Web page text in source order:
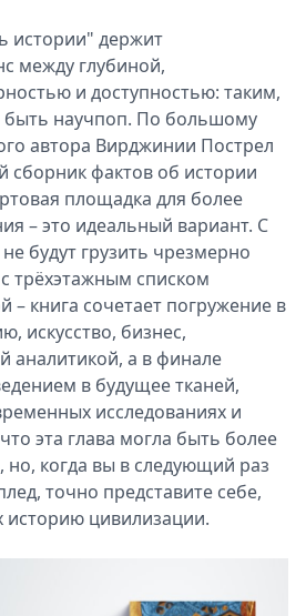
истории" держит
между глубиной,
и доступностью: таким,
быть научпоп. По большому
автора Вирджинии Пострел
сборник фактов об истории
площадка для более
– это идеальный вариант. С
будут грузить чрезмерно
трёхэтажным списком
– книга сочетает погружение в
искусство, бизнес,
аналитикой, а в финале
в будущее тканей,
исследованиях и
эта глава могла быть более
но, когда вы в следующий раз
точно представите себе,
историю цивилизации.